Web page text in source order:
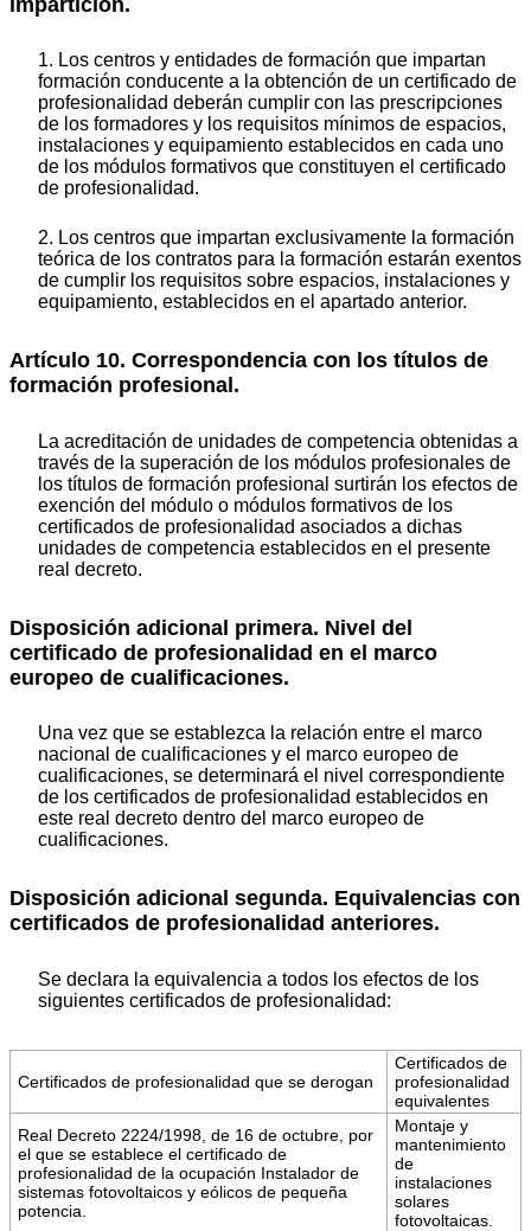
1. Los centros y entidades de formación que impartan
formación conducente a la obtención de un certificado de
profesionalidad deberán cumplir con las prescripciones
de los formadores y los requisitos mínimos de espacios,
instalaciones y equipamiento establecidos en cada uno
de los módulos formativos que constituyen el certificado
de profesionalidad.
2. Los centros que impartan exclusivamente la formación
teórica de los contratos para la formación estarán exentos
de cumplir los requisitos sobre espacios, instalaciones y
equipamiento, establecidos en el apartado anterior.
Artículo 10. Correspondencia con los títulos de
formación profesional.
La acreditación de unidades de competencia obtenidas a
través de la superación de los módulos profesionales de
los títulos de formación profesional surtirán los efectos de
exención del módulo o módulos formativos de los
certificados de profesionalidad asociados a dichas
unidades de competencia establecidos en el presente
real decreto.
Disposición adicional primera. Nivel del
certificado de profesionalidad en el marco
europeo de cualificaciones.
Una vez que se establezca la relación entre el marco
nacional de cualificaciones y el marco europeo de
cualificaciones, se determinará el nivel correspondiente
de los certificados de profesionalidad establecidos en
este real decreto dentro del marco europeo de
cualificaciones.
Disposición adicional segunda. Equivalencias con
certificados de profesionalidad anteriores.
Se declara la equivalencia a todos los efectos de los
siguientes certificados de profesionalidad:
Certificados de profesionalidad que se derogan
Certificados de
profesionalidad
equivalentes
Real Decreto 2224/1998, de 16 de octubre, por
el que se establece el certificado de
profesionalidad de la ocupación Instalador de
sistemas fotovoltaicos y eólicos de pequeña
potencia.
Montaje y
mantenimiento
de
instalaciones
solares
fotovoltaicas.